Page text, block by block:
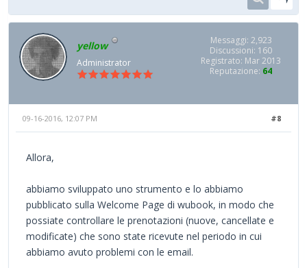
yellow
Administrator
Messaggi: 2,923
Discussioni: 160
Registrato: Mar 2013
Reputazione: 64
#8
09-16-2016, 12:07 PM
Allora,
abbiamo sviluppato uno strumento e lo abbiamo
pubblicato sulla Welcome Page di wubook, in modo che
possiate controllare le prenotazioni (nuove, cancellate e
modificate) che sono state ricevute nel periodo in cui
abbiamo avuto problemi con le email.